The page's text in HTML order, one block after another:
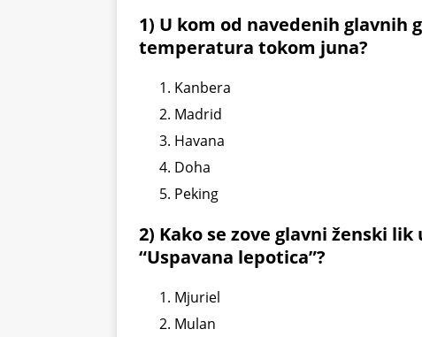
1) U kom od navedenih glavnih
temperatura tokom juna?
Kanbera
Madrid
Havana
Doha
Peking
2) Kako se zove glavni ženski
“Uspavana lepotica”?
Mjuriel
Mulan